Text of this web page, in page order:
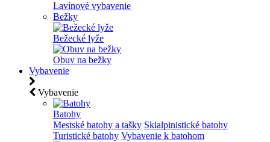
Lavínové vybavenie
Bežky
Bežecké lyže
Obuv na bežky
Vybavenie
Vybavenie
Batohy
Mestské batohy a tašky Skialpinistické batohy
Turistické batohy Vybavenie k batohom